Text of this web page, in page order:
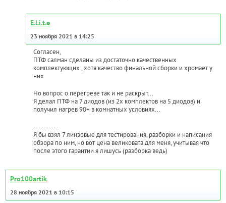
E.l.i.t.e
23 ноября 2021 в 14:25
Согласен,
ПТФ салман сделаны из достаточно качественных
комплектующих , хотя качество финальной сборки и хромает у
них
Но вопрос о перегреве так и не раскрыт...
Я делал ПТФ на 7 диодов (из 2х комплектов на 5 диодов) и
получил нагрев 90+ в комнатных условиях...
----------
Я бы взял 7 линзовые для тестирования, разборки и написания
обзора по ним, но вот цена великовата для меня, учитывая что
после этого гарантии я лишусь (разборка ведь)
Pro100artik
28 ноября 2021 в 10:15